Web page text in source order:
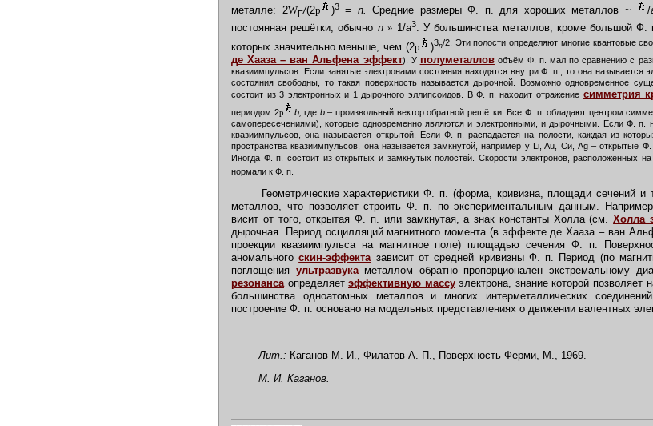
металле: 2WF/(2p )3 = n. Средние размеры Ф. п. для хороших металлов ~ /
постоянная решётки, обычно n » 1/a3. У большинства металлов, кроме большой
которых значительно меньше, чем (2p )3n/2. Эти полости определяют многие квантовые
де Хааза – ван Альфена эффект). У полуметалловобъём Ф. п. мал по сравнению с
квазиимпульсов. Если занятые электронами состояния находятся внутри Ф. п., то она называется
состояния свободны, то такая поверхность называется дырочной. Возможно одновременное
состоит из 3 электронных и 1 дырочного эллипсоидов. В Ф. п. находит отражение симметрия
периодом 2p b, где b –произвольный вектор обратной решётки. Все Ф. п. обладают центром
самопересечениями), которые одновременно являются и электронными, и дырочными. Если Ф. п.
квазиимпульсов, она называется открытой. Если Ф. п. распадается на полости, каждая из
пространства квазиимпульсов, она называется замкнутой, например у Li, Au, Си, Ag – открытые
Иногда Ф. п. состоит из открытых и замкнутых полостей. Скорости электронов, расположенных
нормали к Ф. п.
Геометрические характеристики Ф. п. (форма, кривизна, площади сечений и
металлов, что позволяет строить Ф. п. по экспериментальным данным.
висит от того, открытая Ф. п. или замкнутая, а знак константы Холла (см.Холла
дырочная. Период осцилляций магнитного момента (в эффекте де Хааза – ван
проекции квазиимпульса на магнитное поле) площадью сечения Ф. п.
аномальногоскин-эффектазависит от средней кривизны Ф. п. Период (по
поглощения ультразвукаметаллом обратно пропорционален экстремальному
резонанса определяетэффективную массуэлектрона, знание которой позволяет
большинства одноатомных металлов и многих интерметаллических
построение Ф. п. основано на модельных представлениях о движении валентных
Лит.: Каганов М. И., Филатов А. П., Поверхность Ферми, М., 1969.
М. И. Каганов.